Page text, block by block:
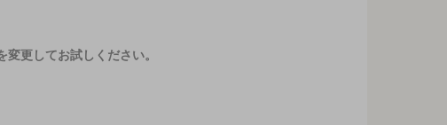
変更してお試しください。